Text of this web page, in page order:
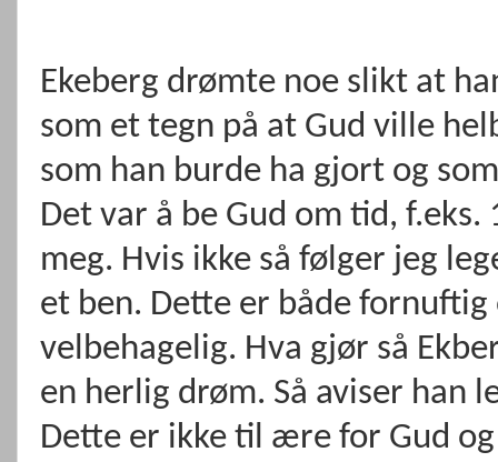
Ekeberg drømte noe slikt at
som et tegn på at Gud ville
som han burde ha gjort og
Det var å be Gud om tid,
meg. Hvis ikke så følger jeg
et ben. Dette er både fornuftig
velbehagelig. Hva gjør så
en herlig drøm. Så aviser han
Dette er ikke til ære for Gud